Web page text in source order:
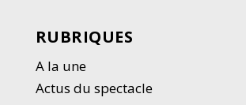
RUBRIQUES
A la une
Actus du spectacle